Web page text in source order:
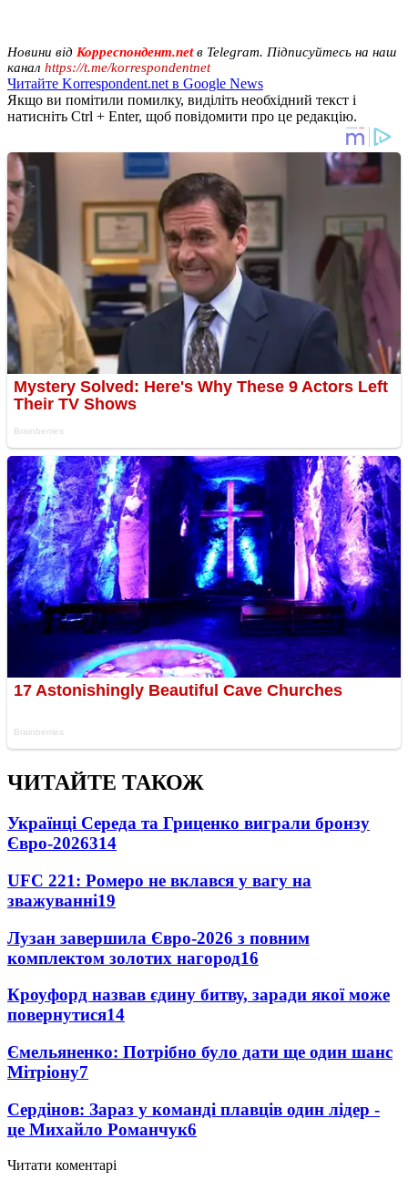
Новини від Корреспондент.netв Telegram. Підписуйтесь на наш
канал https://t.me/korrespondentnet
Читайте Korrespondent.net в Google News
Якщо ви помітили помилку, виділіть необхідний текст і
натисніть Ctrl + Enter, щоб повідомити про це редакцію.
ЧИТАЙТЕ ТАКОЖ
Українці Середа та Гриценко виграли бронзу
Євро-2026314
UFC 221: Ромеро не вклався у вагу на
зважуванні19
Лузан завершила Євро-2026 з повним
комплектом золотих нагород16
Кроуфорд назвав єдину битву, заради якої може
повернутися14
Ємельяненко: Потрібно було дати ще один шанс
Мітріону7
Сердінов: Зараз у команді плавців один лідер -
це Михайло Романчук6
Читати коментарі